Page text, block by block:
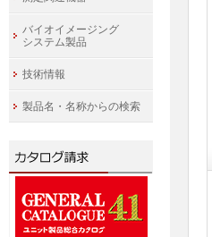
バイオイメージング
システム製品
技術情報
製品名・名称からの検索